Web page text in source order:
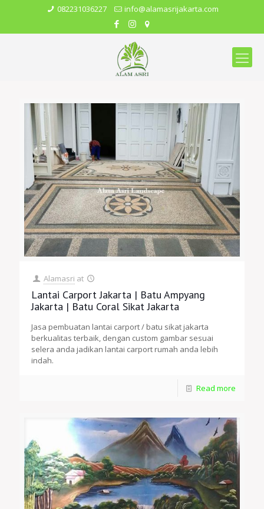
082231036227 info@alamasrijakarta.com
Alamasri at
Lantai Carport Jakarta | Batu Ampyang
Jakarta | Batu Coral Sikat Jakarta
Jasa pembuatan lantai carport / batu sikat jakarta
berkualitas terbaik, dengan custom gambar sesuai
selera anda jadikan lantai carport rumah anda lebih
indah.
Read more